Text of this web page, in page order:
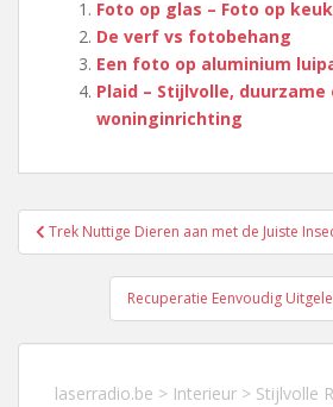
Foto op glas – Foto op
De verf vs fotobehang
Een foto op aluminium
Plaid – Stijlvolle,
woninginrichting
Berichtnavigatie
Trek Nuttige Dieren aan met de Juiste
Recuperatie Eenvoudig
laserradio.be > Interieur > Stijlvolle